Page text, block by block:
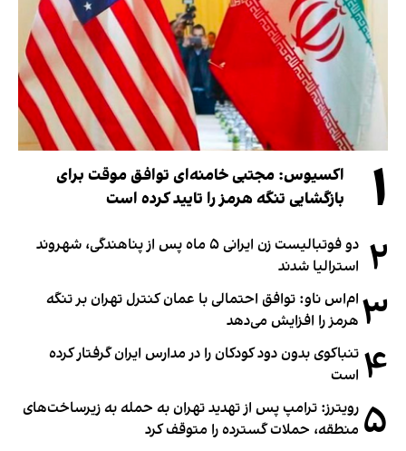
۱
اکسیوس: مجتبی خامنه‌ای توافق موقت برای
بازگشایی تنگه هرمز را تایید کرده است
۲
دو فوتبالیست زن ایرانی ۵ ماه پس از پناهندگی، شهروند
استرالیا شدند
۳ ام‌اس ناو: توافق احتمالی با عمان کنترل تهران بر تنگه
هرمز را افزایش می‌دهد
۴ تنباکوی بدون دود کودکان را در مدارس ایران گرفتار کرده
است
۵ رویترز: ترامپ پس از تهدید تهران به حمله به زیرساخت‌های
منطقه، حملات گسترده را متوقف کرد